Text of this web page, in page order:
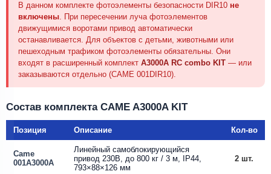
В данном комплекте фотоэлементы безопасности DIR10 не
включены. При пересечении луча фотоэлементов
движущимися воротами привод автоматически
останавливается. Для объектов с детьми, животными или
пешеходным трафиком фотоэлементы обязательны. Они
входят в расширенный комплект A3000A RC combo KIT — или
заказываются отдельно (CAME 001DIR10).
Состав комплекта CAME A3000A KIT
Позиция Описание Кол-во
Came
001A3000A
Линейный самоблокирующийся
привод 230В, до 800 кг / 3 м, IP44,
793×88×126 мм
2 шт.